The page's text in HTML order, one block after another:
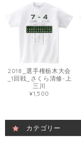
2018_選手権栃木大会
_1回戦_さくら清修-上
三川
¥1,500
カテゴリー